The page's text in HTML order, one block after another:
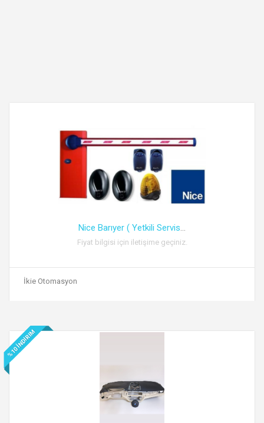
Nice Barıyer ( Yetkili Servis...
Fiyat bilgisi için iletişime geçiniz.
İkie Otomasyon
%10
İNDIRIM